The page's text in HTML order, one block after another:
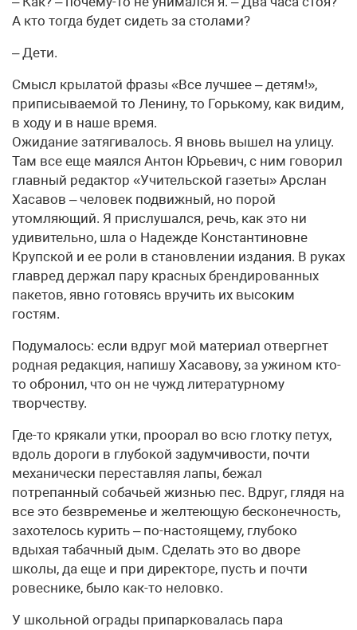
А кто тогда будет сидеть за столами?
– Дети.
Смысл крылатой фразы «Все лучшее – детям!»,
приписываемой то Ленину, то Горькому, как видим,
в ходу и в наше время.
Ожидание затягивалось. Я вновь вышел на улицу.
Там все еще маялся Антон Юрьевич, с ним говорил
главный редактор «Учительской газеты» Арслан
Хасавов – человек подвижный, но порой
утомляющий. Я прислушался, речь, как это ни
удивительно, шла о Надежде Константиновне
Крупской и ее роли в становлении издания. В руках
главред держал пару красных брендированных
пакетов, явно готовясь вручить их высоким
гостям.
Подумалось: если вдруг мой материал отвергнет
родная редакция, напишу Хасавову, за ужином кто-
то обронил, что он не чужд литературному
творчеству.
Где-то крякали утки, проорал во всю глотку петух,
вдоль дороги в глубокой задумчивости, почти
механически переставляя лапы, бежал
потрепанный собачьей жизнью пес. Вдруг, глядя на
все это безвременье и желтеющую бесконечность,
захотелось курить – по-настоящему, глубоко
вдыхая табачный дым. Сделать это во дворе
школы, да еще и при директоре, пусть и почти
ровеснике, было как-то неловко.
У школьной ограды припарковалась пара